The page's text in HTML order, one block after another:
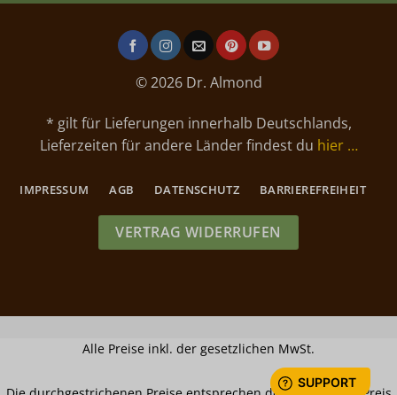
© 2026 Dr. Almond
* gilt für Lieferungen innerhalb Deutschlands,
Lieferzeiten für andere Länder findest du hier …
IMPRESSUM AGB DATENSCHUTZ BARRIEREFREIHEIT
VERTRAG WIDERRUFEN
Alle Preise inkl. der gesetzlichen MwSt.